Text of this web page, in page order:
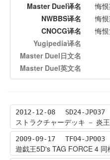
Master Duel译名
悔
NWBBS译名
悔
CNOCG译名
悔
Yugipedia译名
Master Duel日文名
Master Duel英文名
2012-12-08 SD24-JP037
ストラクチャーデッキ － 炎
2009-09-17 TF04-JP003
遊戯王5D's TAG FORCE 4 同